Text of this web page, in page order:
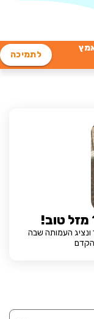
לתמיכה
טוב!
ונציג העמותה שבה